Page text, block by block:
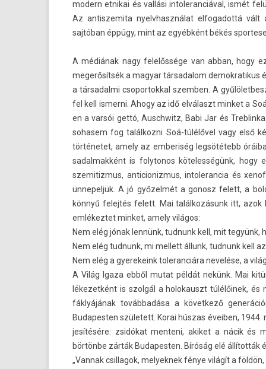
modern et­nikai és vallási in­toleran­ciáv­al, ismét
Az anti­szemita nyelvhasználat el­fogadottá
sajtóban éppúgy, mint az egyébként békés
A médiának nagy felelőssége van abban, hogy
megerősítsék a magyar tár­sadalom de­mok­ratikus
a tár­sadal­mi csopor­tokk­al szemb­en. A
fel kell is­merni. Ahogy az idő elválaszt min­ket a
en a varsói gettó, Auschwitz, Babi Jar és
sohasem fog talál­kozni Soá-túlélővel vagy első
történetet, amely az em­beriség legsötétebb
sadal­makként is folytonos köteles­ségünk,
szemitiz­mus, anti­cioniz­mus, in­toleran­cia és
ünnepel­jük. A jó győzelmét a gonosz felett, a
könnyű felej­tés felett. Mai találkozásunk itt,
em­lékez­tet min­ket, amely világos:
Nem elég jónak lennünk, tud­nunk kell, mit tegyünk,
Nem elég tud­nunk, mi mel­lett állunk, tud­nunk kell
Nem elég a gyerekeink toleran­ciára nevelése, a
A Világ Igaza ebből mutat példát nekünk. Mai
lékezet­ként is szolgál a holokauszt túlélőinek,
fáklyájának továbbadása a követ­kező
Budapest­en született. Korai húszas éveib­en,
jesítésére: zsidókat men­teni, akiket a nácik és
börtönbe zárták Budapest­en. Bíróság elé állították
„Van­nak csil­lagok, melyek­nek fénye világít a földön,